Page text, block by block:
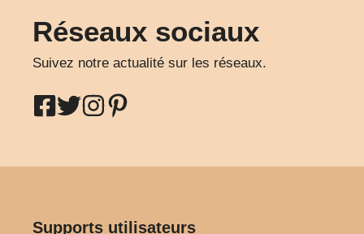
Réseaux sociaux
Suivez notre actualité sur les réseaux.
Supports utilisateurs